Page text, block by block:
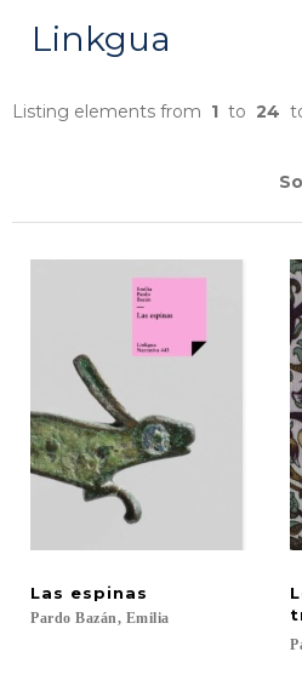
Linkgua
Listing elements from 1 to 24
Las espinas
Pardo Bazán, Emilia